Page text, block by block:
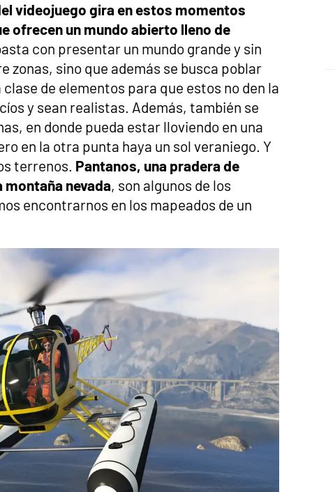
videojuego gira en estos momentos
ofrecen un mundo abierto lleno de
con presentar un mundo grande y sin
zonas, sino que además se busca poblar
de elementos para que estos no den la
y sean realistas. Además, también se
en donde pueda estar lloviendo en una
en la otra punta haya un sol veraniego. Y
terrenos. Pantanos, una pradera de
montaña nevada, son algunos de los
encontrarnos en los mapeados de un